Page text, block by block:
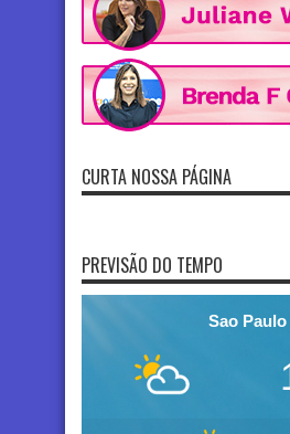
CURTA NOSSA PÁGINA
PREVISÃO DO TEMPO
Sao Paulo